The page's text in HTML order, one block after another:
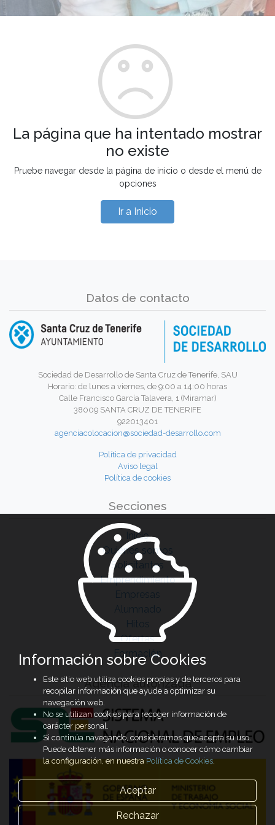
La página que ha intentado mostrar
no existe
Pruebe navegar desde la página de inicio o desde el menú de
opciones
Ir a Inicio
Datos de contacto
Sociedad de Desarrollo de Santa Cruz de Tenerife, SAU
Horario: de lunes a viernes, de 9:00 a 14:00 horas
Calle Francisco García Talavera, 1 (Miramar)
38009 SANTA CRUZ DE TENERIFE
922013401
agenciacolocacion@sociedad-desarrollo.com
Política de privacidad
Aviso legal
Política de cookies
Secciones
Inicio
Quiénes somos
Solicitantes
Emprendimiento
Empresas
Alumnado
Hitos
Ofertas
Formación
Agencia autorizada
Información sobre Cookies
Este sitio web utiliza cookies propias y de terceros para
recopilar información que ayude a optimizar su
navegación web.
No se utilizan cookies para recoger información de
carácter personal.
Si continúa navegando, consideramos que acepta su uso.
Puede obtener más información o conocer cómo cambiar
la configuración, en nuestraPolítica de Cookies.
Aceptar
Rechazar